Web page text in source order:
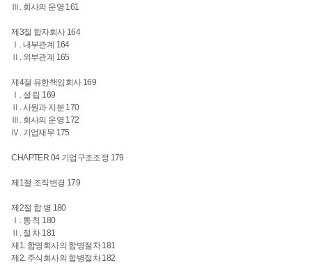
Ⅲ. 회사의 운영 161
제3절 합자회사 164
Ⅰ. 내부관계 164
Ⅱ. 외부관계 165
제4절 유한책임회사 169
Ⅰ. 설 립 169
Ⅱ. 사원과 지분 170
Ⅲ. 회사의 운영 172
Ⅳ. 기업재무 175
CHAPTER 04 기업구조조정 179
제1절 조직변경 179
제2절 합 병 180
Ⅰ. 통 칙 180
Ⅱ. 절 차 181
제1. 합명회사의 합병절차 181
제2. 주식회사의 합병절차 182